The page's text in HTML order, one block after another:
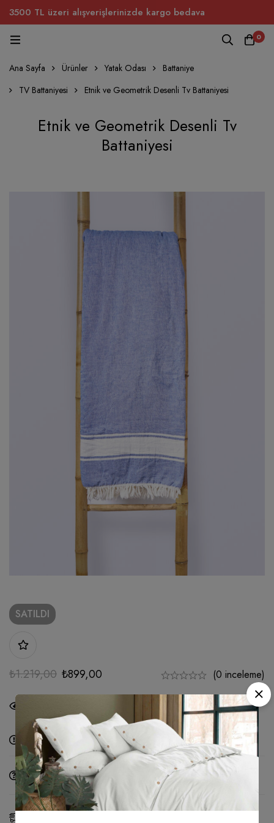
3500 TL üzeri alışverişlerinizde kargo bedava
0
Ana Sayfa Ürünler Yatak Odası
Battaniye
TV Battaniyesi
Etnik ve Geometrik Desenli Tv Battaniyesi
Etnik ve Geometrik Desenli Tv
Battaniyesi
SATILDI
₺1.219,00 ₺899,00 (0 inceleme)
Alternative:
Bir Soru Sor